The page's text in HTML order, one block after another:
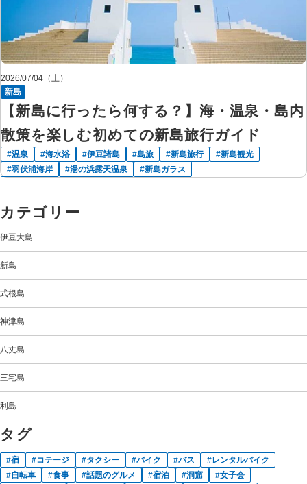
2026/07/04（土）
新島
【新島に行ったら何する？】海・温泉・島内
散策を楽しむ初めての新島旅行ガイド
温泉 海水浴 伊豆諸島 島旅 新島旅行
新島観光
羽伏浦海岸
湯の浜露天温泉 新島ガラス
カテゴリー
伊豆大島
新島
式根島
神津島
八丈島
三宅島
利島
タグ
宿 コテージ タクシー バイク バス
レンタルバイク
自転車
食事 話題のグルメ 宿泊 洞窟
女子会